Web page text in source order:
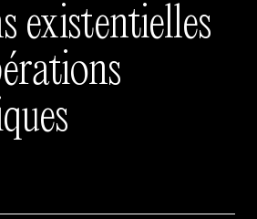
existentielles